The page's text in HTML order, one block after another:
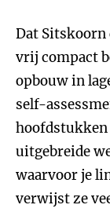
Dat Sitskoorn
vrij compact
opbouw in
self-
hoofdstukken
uitgebreide
waarvoor je
verwijst ze